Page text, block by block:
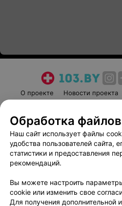
О проекте Новости проекта
Пользовательское
Вакансии
Написать
Обработка
Обработка
Наш сайт использует файлы
удобства пользователей сайта,
статистики и предоставления
рекомендаций.
Вы можете настроить
cookie или изменить свое
Для получения дополнительной